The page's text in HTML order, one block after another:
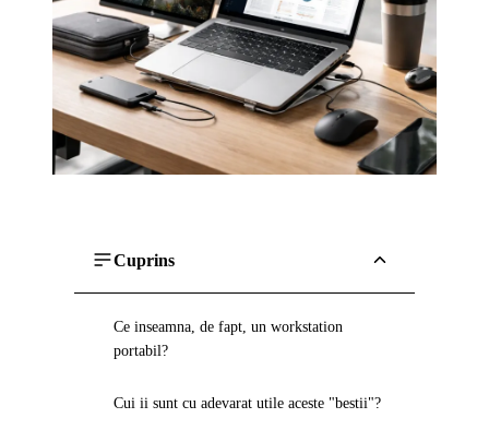
Cuprins
Ce inseamna, de fapt, un workstation
portabil?
Cui ii sunt cu adevarat utile aceste "bestii"?